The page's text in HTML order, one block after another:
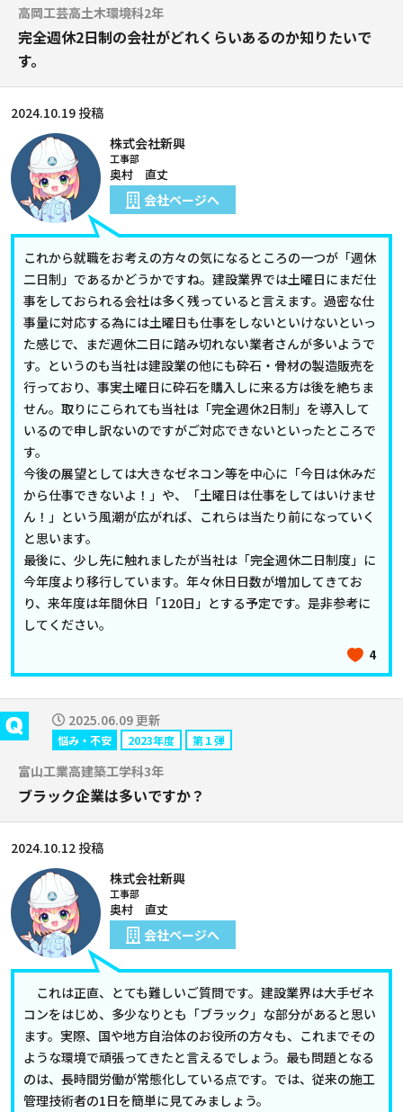
高岡工芸高土木環境科2年
完全週休2日制の会社がどれくらいあるのか知りたいで
す。
2024.10.19 投稿
株式会社新興
工事部
奥村 直丈
会社ページへ
これから就職をお考えの方々の気になるところの一つが「週休
二日制」であるかどうかですね。建設業界では土曜日にまだ仕
事をしておられる会社は多く残っていると言えます。過密な仕
事量に対応する為には土曜日も仕事をしないといけないといっ
た感じで、まだ週休二日に踏み切れない業者さんが多いようで
す。というのも当社は建設業の他にも砕石・骨材の製造販売を
行っており、事実土曜日に砕石を購入しに来る方は後を絶ちま
せん。取りにこられても当社は「完全週休2日制」を導入して
いるので申し訳ないのですがご対応できないといったところで
す。
今後の展望としては大きなゼネコン等を中心に「今日は休みだ
から仕事できないよ！」や、「土曜日は仕事をしてはいけませ
ん！」という風潮が広がれば、これらは当たり前になっていく
と思います。
最後に、少し先に触れましたが当社は「完全週休二日制度」に
今年度より移行しています。年々休日日数が増加してきてお
り、来年度は年間休日「120日」とする予定です。是非参考に
してください。
4
2025.06.09 更新
悩み・不安 2023年度 第１弾
富山工業高建築工学科3年
ブラック企業は多いですか？
2024.10.12 投稿
株式会社新興
工事部
奥村 直丈
会社ページへ
これは正直、とても難しいご質問です。建設業界は大手ゼネ
コンをはじめ、多少なりとも「ブラック」な部分があると思い
ます。実際、国や地方自治体のお役所の方々も、これまでその
ような環境で頑張ってきたと言えるでしょう。最も問題となる
のは、長時間労働が常態化している点です。では、従来の施工
管理技術者の1日を簡単に見てみましょう。